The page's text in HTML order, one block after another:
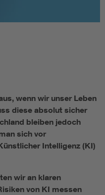
der Normung
Übersicht
wenn wir unser Leben
diese absolut sicher
bleiben jedoch
sich vor
Intelligenz (KI)
wir an klaren
von KI messen